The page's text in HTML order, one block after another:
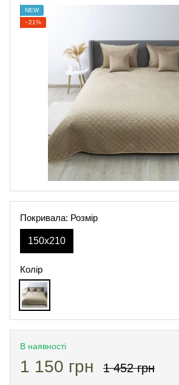
NEW
−21%
Покривала: Розмір
150х210
Колір
В наявності
1 150 грн 1 452 грн